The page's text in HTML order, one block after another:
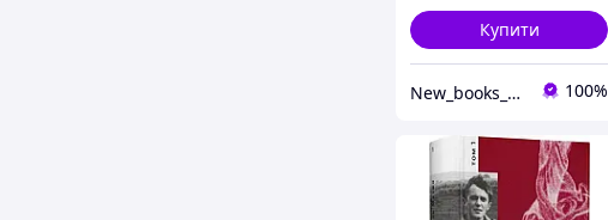
Купити
New_books_kiev Книжковий інтернет-склад 100%